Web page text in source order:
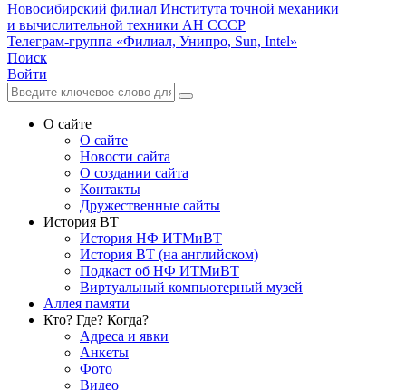
Новосибирский филиал Института точной механики
и вычислительной техники АН СССР
Телеграм-группа «Филиал, Унипро, Sun, Intel»
Поиск
Войти
О сайте
О сайте
Новости сайта
О создании сайта
Контакты
Дружественные сайты
История ВТ
История НФ ИТМиВТ
История ВТ (на английском)
Подкаст об НФ ИТМиВТ
Виртуальный компьютерный музей
Аллея памяти
Кто? Где? Когда?
Адреса и явки
Анкеты
Фото
Видео